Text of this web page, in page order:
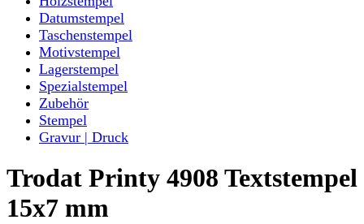
Datumstempel
Taschenstempel
Motivstempel
Lagerstempel
Spezialstempel
Zubehör
Stempel
Gravur | Druck
Trodat Printy 4908 Textstempel
15x7 mm